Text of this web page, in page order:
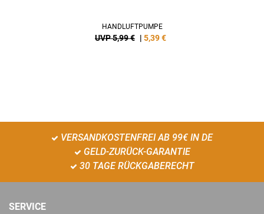
HANDLUFTPUMPE
UVP 5,99 € | 5,39€
VERSANDKOSTENFREI AB 99€ IN DE
GELD-ZURÜCK-GARANTIE
30 TAGE RÜCKGABERECHT
SERVICE